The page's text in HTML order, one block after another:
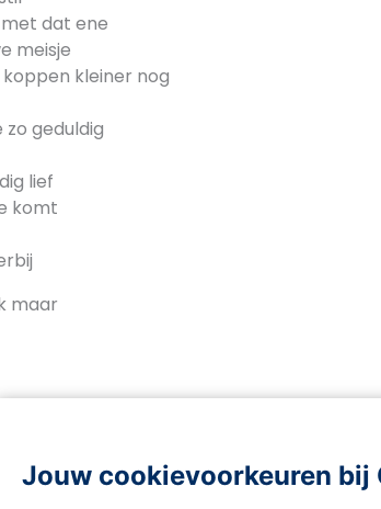
dat ene
meisje
koppen kleiner nog
zo geduldig
lief
komt
maar
Mos
Jouw cookievoorkeuren bij